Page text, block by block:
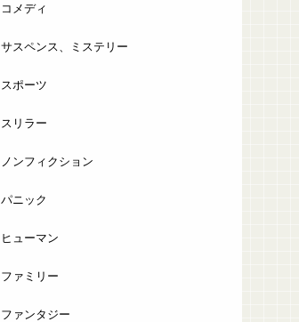
コメディ
サスペンス、ミステリー
スポーツ
スリラー
ノンフィクション
パニック
ヒューマン
ファミリー
ファンタジー